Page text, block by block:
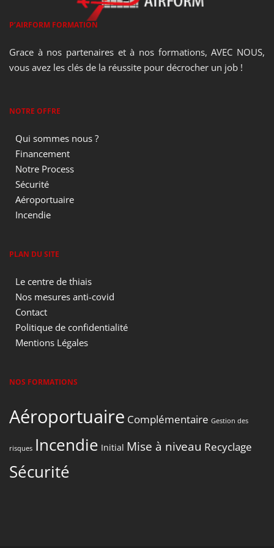
P’AIRFORM FORMATION
Grace à nos partenaires et à nos formations, AVEC NOUS,
vous avez les clés de la réussite pour décrocher un job !
NOTRE OFFRE
Qui sommes nous ?
Financement
Notre Process
Sécurité
Aéroportuaire
Incendie
PLAN DU SITE
Le centre de thiais
Nos mesures anti-covid
Contact
Politique de confidentialité
Mentions Légales
NOS FORMATIONS
Aéroportuaire Complémentaire Gestion des
risques Incendie Initial Mise à niveau Recyclage
Sécurité